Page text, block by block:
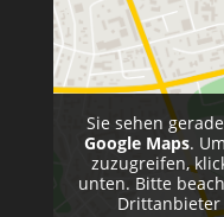
Sie sehen
Google Maps.
zuzugreifen,
unten. Bitte
Drittanbieter